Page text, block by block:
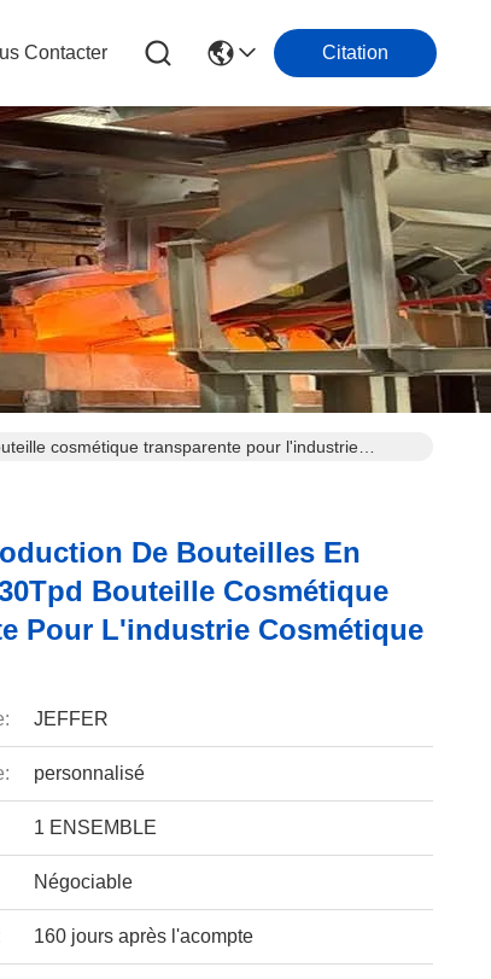
Contacter Citation
cosmétique transparente pour l'industrie
De Bouteilles En
Bouteille Cosmétique
Pour L'industrie Cosmétique
JEFFER
personnalisé
1 ENSEMBLE
Négociable
160 jours après l'acompte